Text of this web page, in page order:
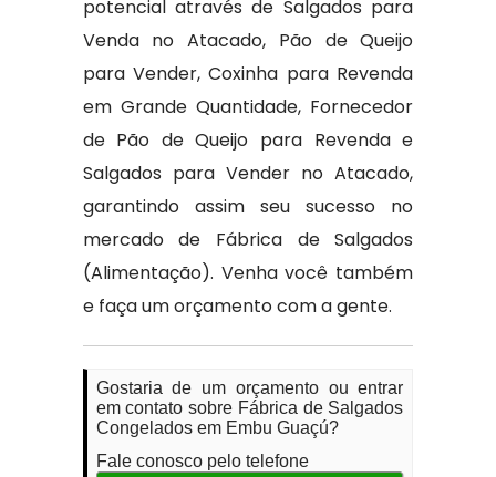
potencial através de Salgados para
Venda no Atacado, Pão de Queijo
para Vender, Coxinha para Revenda
em Grande Quantidade, Fornecedor
de Pão de Queijo para Revenda e
Salgados para Vender no Atacado,
garantindo assim seu sucesso no
mercado de Fábrica de Salgados
(Alimentação). Venha você também
e faça um orçamento com a gente.
Gostaria de um orçamento ou entrar
em contato sobre Fábrica de Salgados
Congelados em Embu Guaçú?
Fale conosco pelo telefone